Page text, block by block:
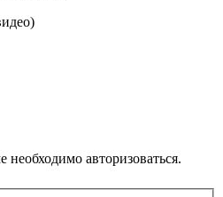
необходимо авторизоваться.